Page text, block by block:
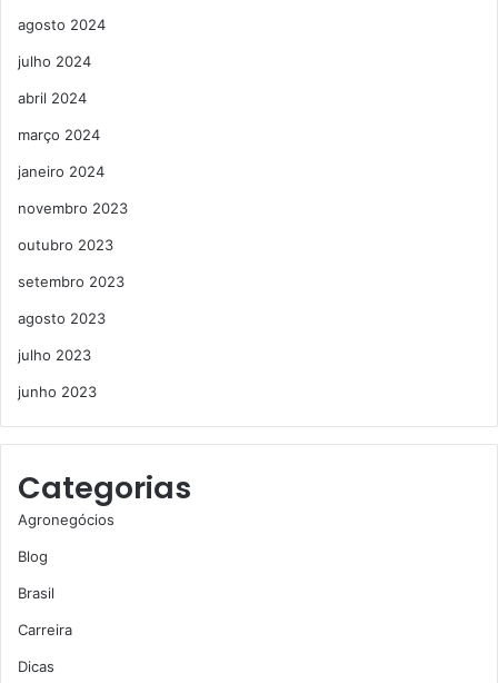
agosto 2024
julho 2024
abril 2024
março 2024
janeiro 2024
novembro 2023
outubro 2023
setembro 2023
agosto 2023
julho 2023
junho 2023
Categorias
Agronegócios
Blog
Brasil
Carreira
Dicas